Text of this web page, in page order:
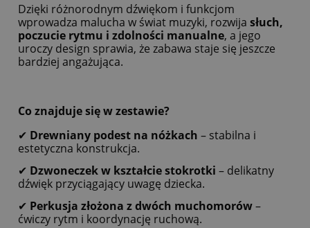
Dzięki różnorodnym dźwiękom i funkcjom
wprowadza malucha w świat muzyki, rozwija słuch,
poczucie rytmu i zdolności manualne, a jego
uroczy design sprawia, że zabawa staje się jeszcze
bardziej angażująca.
Co znajduje się w zestawie?
✔ Drewniany podest na nóżkach – stabilna i
estetyczna konstrukcja.
✔ Dzwoneczek w kształcie stokrotki – delikatny
dźwięk przyciągający uwagę dziecka.
✔ Perkusja złożona z dwóch muchomorów–
ćwiczy rytm i koordynację ruchową.